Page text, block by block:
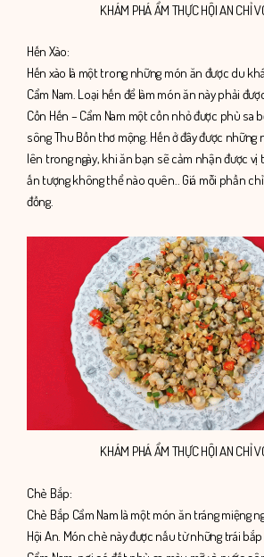
KHÁM PHÁ ẨM THỰC HỘI AN CHỈ
Hến Xào:
Hến xào là một trong những món ăn được du
Cẩm Nam. Loại hến để làm món ăn này phải
Cồn Hến – Cẩm Nam một cồn nhỏ được phù sa
sông Thu Bồn thơ mộng. Hến ở đây được những
lên trong ngày, khi ăn bạn sẽ cảm nhận được
ấn tượng không thể nào quên.. Giá mỗi phần
đồng.
KHÁM PHÁ ẨM THỰC HỘI AN CHỈ
Chè Bắp:
Chè Bắp Cẩm Nam là một món ăn tráng miệng
Hội An. Món chè này được nấu từ những trái